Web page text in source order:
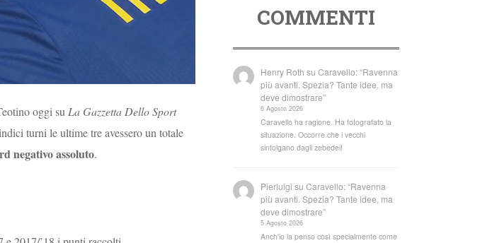
oggi su La Gazzetta Dello Sport
turni le ultime tre avessero un totale
negativo assoluto.
COMMENTI
Henry Roth suCaravello: “Ravenna
più avanti. Spezia? Tante idee, ma
deve dimostrare”
6 Agosto 2026
Caravello ha ragione. Ha fotografato la
situazione. Occorre che i vecchi
sintolgano dagli zebedei!
Pierluigi suCaravello: “Ravenna
più avanti. Spezia? Tante idee, ma
deve dimostrare”
5 Agosto 2026
Anch'io la penso così specialmente come